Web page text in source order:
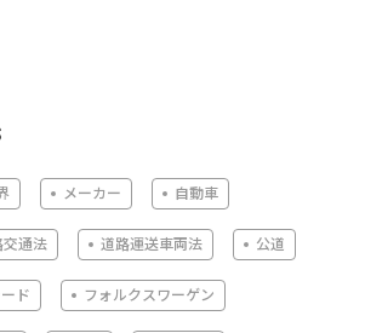
メーカー 自動車
交通法 道路運送車両法 公道
ド フォルクスワーゲン